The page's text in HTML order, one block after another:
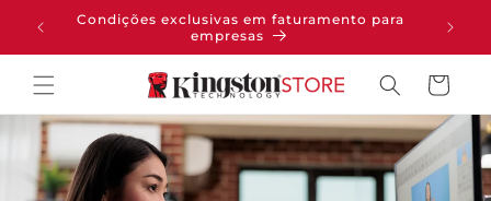
PARA OCondições exclusivas em faturamento para
empresas
Carrinho